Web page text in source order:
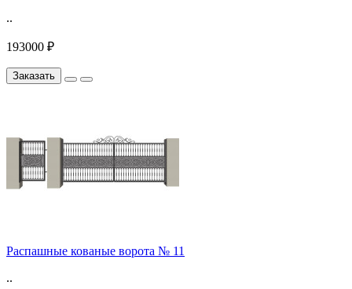
..
193000 ₽
Заказать
Распашные кованые ворота № 11
..